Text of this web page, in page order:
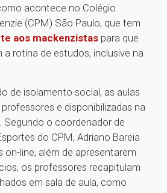
acontece no Colégio
(CPM) São Paulo, que tem
aos mackenzistas para que
a rotina de estudos, inclusive na
de isolamento social, as aulas
e disponibilizadas na
o coordenador de
do CPM, Adriano Bareia
on-line, além de apresentarem
os professores recapitulam
em sala de aula, como